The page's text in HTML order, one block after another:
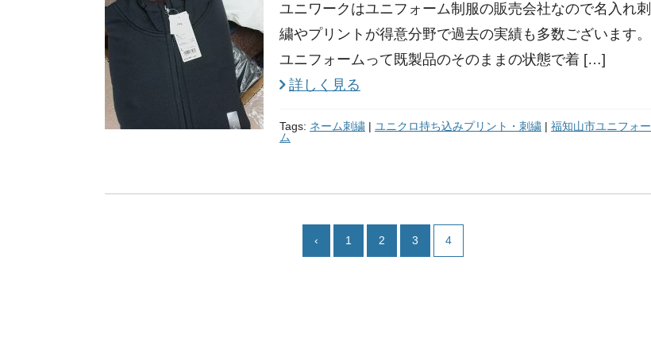
ユニワークはユニフォーム制服の販売会社なので名入れ刺
繍やプリントが得意分野で過去の実績も多数ございます。
ユニフォームって既製品のそのままの状態で着 […]
詳しく見る
Tags: ネーム刺繍 | ユニクロ持ち込みプリント・刺繍 | 福知山市ユニフォー
ム
‹ 1 2 3 4